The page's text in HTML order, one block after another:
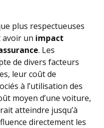
plus respectueuses
avoir un impact
. Les
de divers facteurs
leur coût de
à l’utilisation des
moyen d’une voiture,
atteindre jusqu’à
directement les